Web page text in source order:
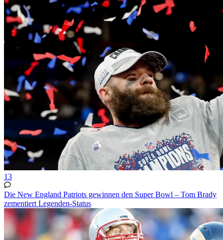
13
Die New England Patriots gewinnen den Super Bowl – Tom Brady
zementiert Legenden-Status